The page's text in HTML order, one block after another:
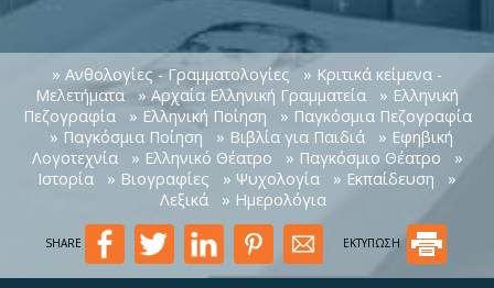
» Ανθολογίες - Γραμματολογίες
» Κριτικά κείμενα -
Μελετήματα
» Αρχαία Ελληνική Γραμματεία
» Ελληνική
Πεζογραφία
» Ελληνική Ποίηση
» Παγκόσμια Πεζογραφία
» Παγκόσμια Ποίηση
» Βιβλία για Παιδιά
» Εφηβική
Λογοτεχνία
» Ελληνικό Θέατρο » Παγκόσμιο Θέατρο
»
Ιστορία
» Βιογραφίες » Ψυχολογία » Εκπαίδευση
»
Λεξικά
» Ημερολόγια
SHARE ΕΚΤΥΠΩΣΗ